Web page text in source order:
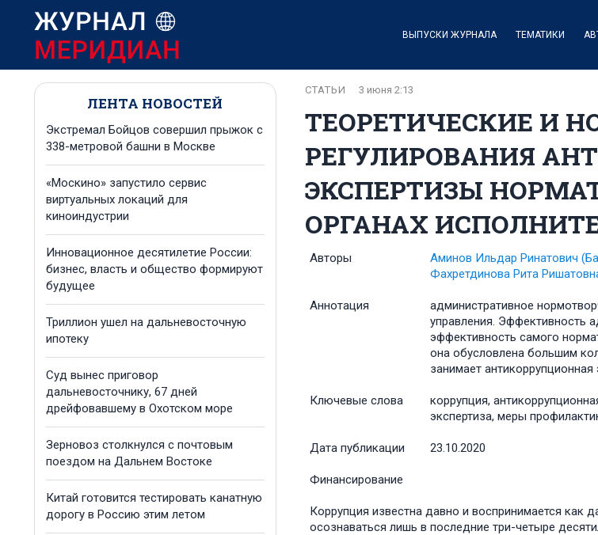
ВЫПУСКИ ЖУРНАЛА ТЕМАТИКИ
ЛЕНТА НОВОСТЕЙ
Экстремал Бойцов совершил прыжок с
338-метровой башни в Москве
«Москино» запустило сервис
виртуальных локаций для
киноиндустрии
Инновационное десятилетие России:
бизнес, власть и общество формируют
будущее
Триллион ушел на дальневосточную
ипотеку
Суд вынес приговор
дальневосточнику, 67 дней
дрейфовавшему в Охотском море
Зерновоз столкнулся с почтовым
поездом на Дальнем Востоке
Китай готовится тестировать канатную
дорогу в Россию этим летом
ТЕОРЕТИЧЕСКИЕ И
РЕГУЛИРОВАНИЯ
ЭКСПЕРТИЗЫ
ОРГАНАХ
СТАТЬИ 3 июня 2:13
Авторы Аминов Ильдар Ринатович
Фахретдинова Рита
Аннотация
административное
управления. Эффективность
эффективность самого
она обусловлена большим
занимает
Ключевые слова
коррупция,
экспертиза, меры
Дата публикации 23.10.2020
Финансирование
Коррупция известна давно и воспринимается как
осознаваться лишь в последние три-четыре